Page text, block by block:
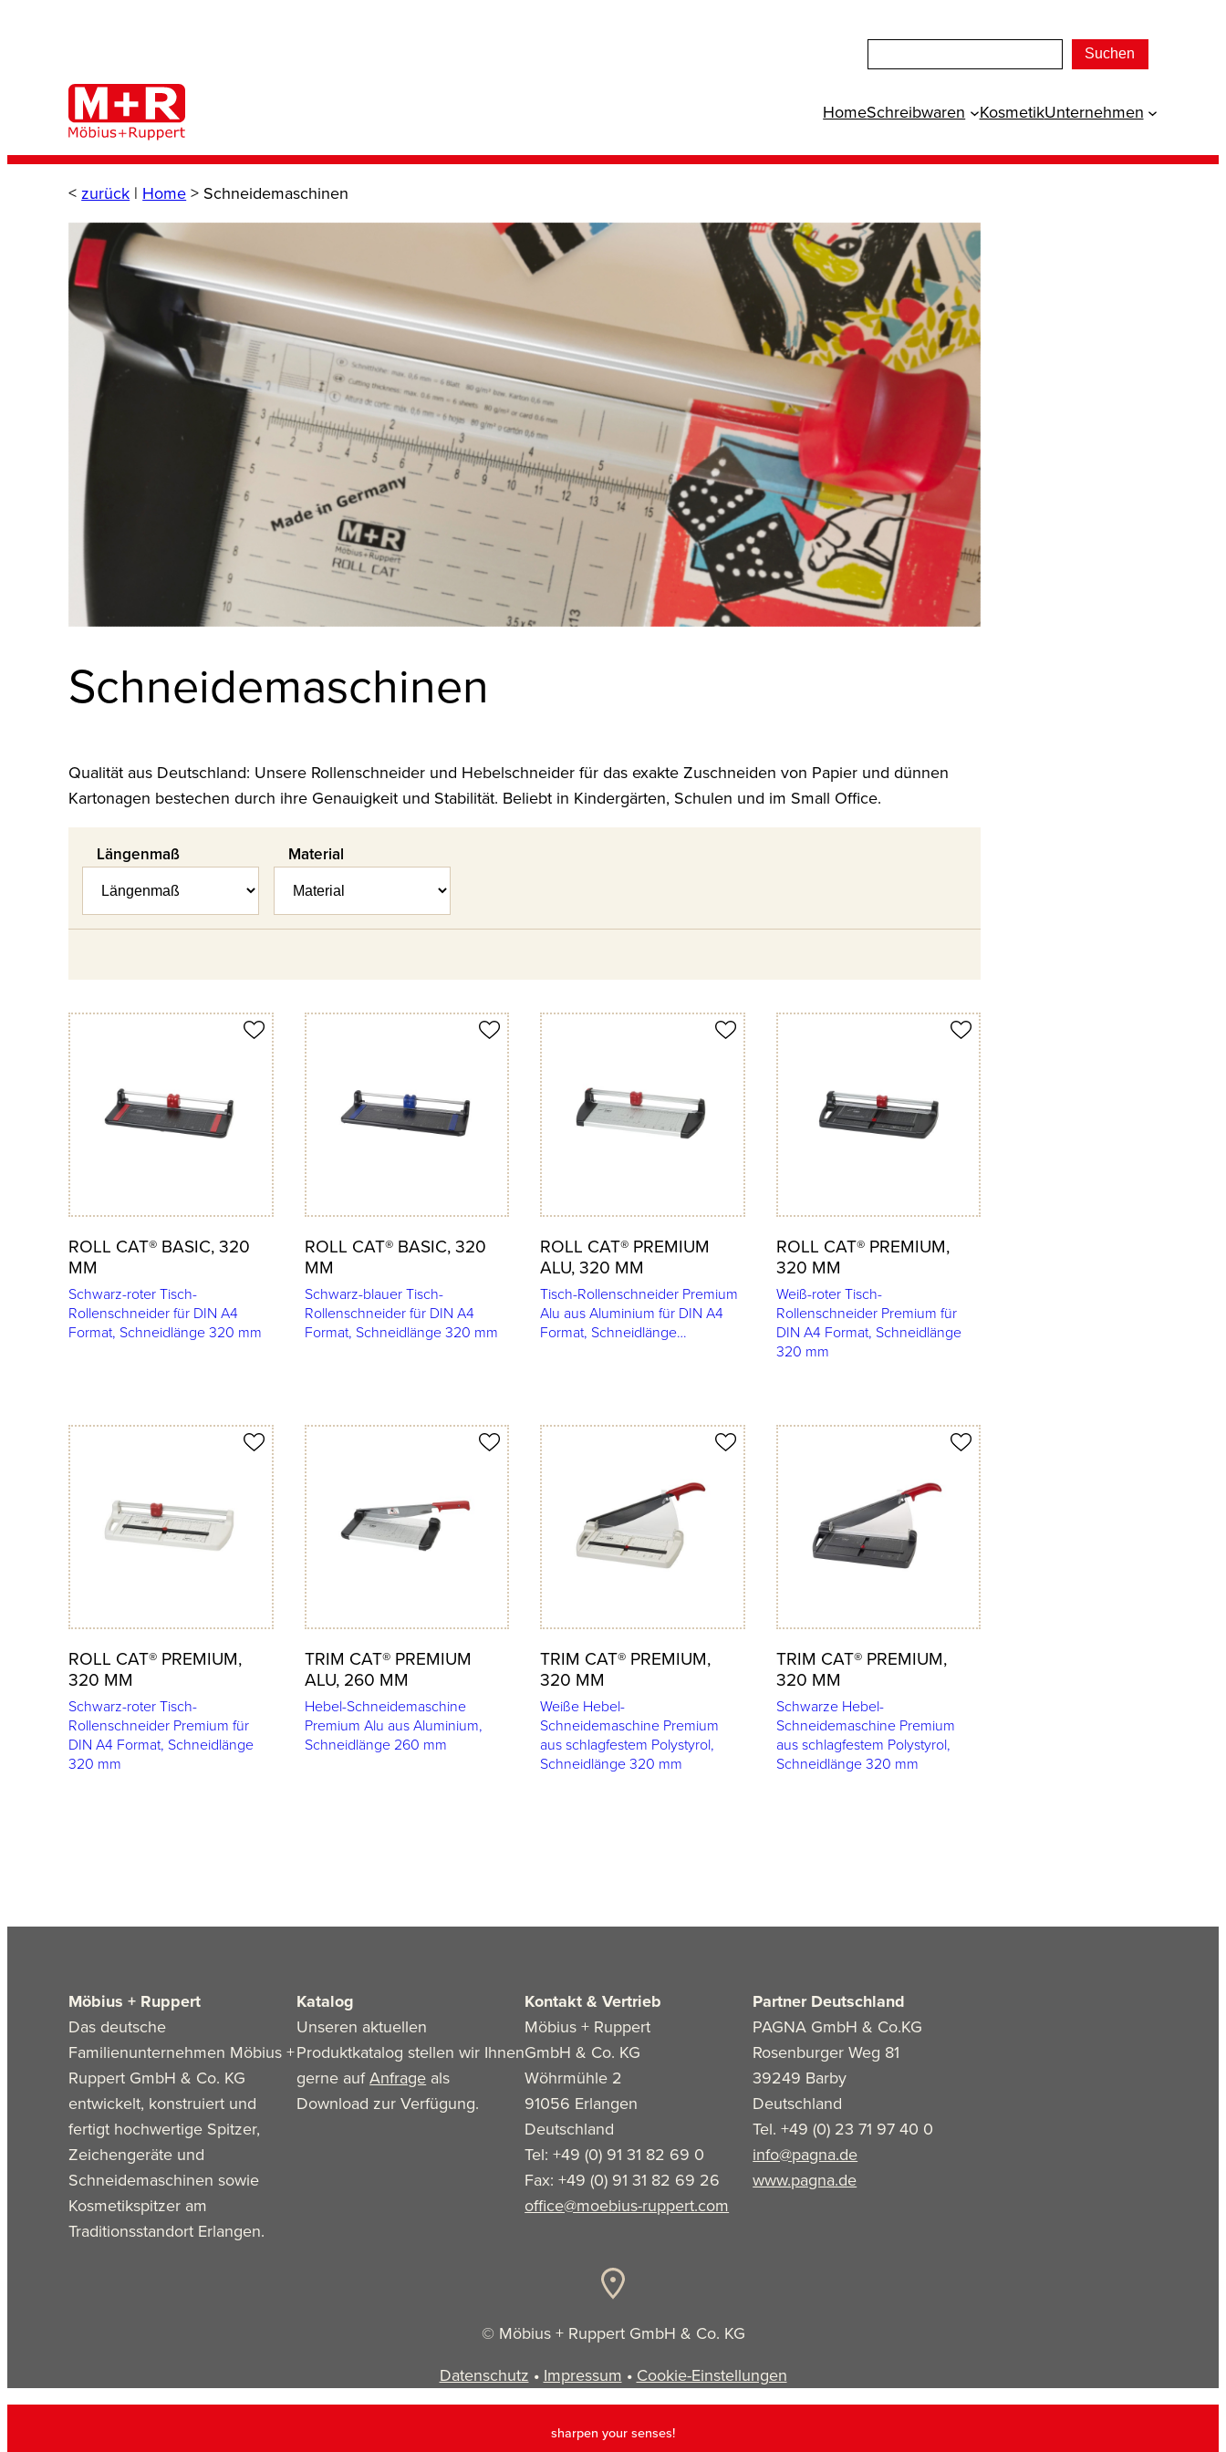
Suchen
HomeSchreibwaren KosmetikUnternehmen
< zurück | Home > Schneidemaschinen
Schneidemaschinen
Qualität aus Deutschland: Unsere Rollenschneider und Hebelschneider für das exakte Zuschneiden von Papier und dünnen
Kartonagen bestechen durch ihre Genauigkeit und Stabilität. Beliebt in Kindergärten, Schulen und im Small Office.
Längenmaß Material
ROLL CAT® BASIC, 320
MM
Schwarz-roter Tisch-
Rollenschneider für DIN A4
Format, Schneidlänge 320 mm
Produkt merken
ROLL CAT® BASIC, 320
MM
Schwarz-blauer Tisch-
Rollenschneider für DIN A4
Format, Schneidlänge 320 mm
Produkt merken
ROLL CAT® PREMIUM
ALU, 320 MM
Tisch-Rollenschneider Premium
Alu aus Aluminium für DIN A4
Format, Schneidlänge…
Produkt merken
ROLL CAT® PREMIUM,
320 MM
Weiß-roter Tisch-
Rollenschneider Premium für
DIN A4 Format, Schneidlänge
320 mm
Produkt merken
ROLL CAT® PREMIUM,
320 MM
Schwarz-roter Tisch-
Rollenschneider Premium für
DIN A4 Format, Schneidlänge
320 mm
Produkt merken
TRIM CAT® PREMIUM
ALU, 260 MM
Hebel-Schneidemaschine
Premium Alu aus Aluminium,
Schneidlänge 260 mm
Produkt merken
TRIM CAT® PREMIUM,
320 MM
Weiße Hebel-
Schneidemaschine Premium
aus schlagfestem Polystyrol,
Schneidlänge 320 mm
Produkt merken
TRIM CAT® PREMIUM,
320 MM
Schwarze Hebel-
Schneidemaschine Premium
aus schlagfestem Polystyrol,
Schneidlänge 320 mm
Produkt merken
Möbius + Ruppert
Das deutsche
Familienunternehmen Möbius +
Ruppert GmbH & Co. KG
entwickelt, konstruiert und
fertigt hochwertige Spitzer,
Zeichengeräte und
Schneidemaschinen sowie
Kosmetikspitzer am
Traditionsstandort Erlangen.
Katalog
Unseren aktuellen
Produktkatalog stellen wir Ihnen
gerne aufAnfrage als
Download zur Verfügung.
Kontakt & Vertrieb
Möbius + Ruppert
GmbH & Co. KG
Wöhrmühle 2
91056 Erlangen
Deutschland
Tel: +49 (0) 91 31 82 69 0
Fax: +49 (0) 91 31 82 69 26
office@moebius-ruppert.com
Partner Deutschland
PAGNA GmbH & Co.KG
Rosenburger Weg 81
39249 Barby
Deutschland
Tel. +49 (0) 23 71 97 40 0
info@pagna.de
www.pagna.de
© Möbius + Ruppert GmbH & Co. KG
Datenschutz • Impressum • Cookie-Einstellungen
sharpen your senses!